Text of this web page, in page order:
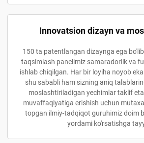
Innovatsion dizayn va
150 ta patentlangan dizaynga ega
taqsimlash panelimiz samaradorlik va
ishlab chiqilgan. Har bir loyiha noyob
shu sababli ham sizning aniq
moslashtiriladigan yechimlar taklif
muvaffaqiyatiga erishish uchun
topgan ilmiy-tadqiqot guruhimiz doim
yordami ko'rsatishga